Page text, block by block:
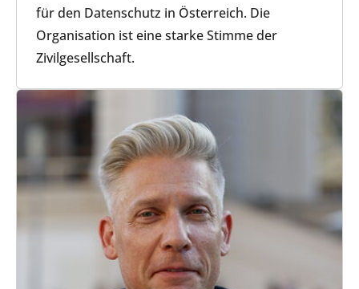
für den Datenschutz in Österreich. Die
Organisation ist eine starke Stimme der
Zivilgesellschaft.